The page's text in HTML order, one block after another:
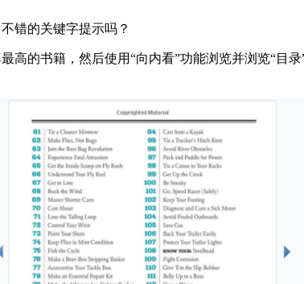
错的关键字提示吗？
高的书籍，然后使用“向内看”功能浏览并浏览“目录